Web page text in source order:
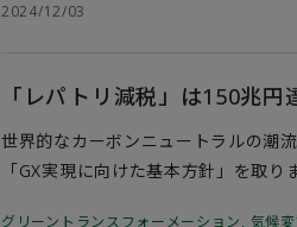
2024/12/03
IRA）は施行2年目を迎えた。連邦議
境・エネルギー政策を含め米国に
し、日本のグリーントランスフォー
「レパトリ減税」は150兆
グリーントランスフォーメーション, 気候
世界的なカーボンニュートラルの潮
「GX実現に向けた基本方針」を取